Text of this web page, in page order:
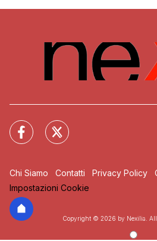
Chi Siamo Contatti Privacy Policy
Impostazioni Cookie
Copyright © 2026 by Nexilia. All